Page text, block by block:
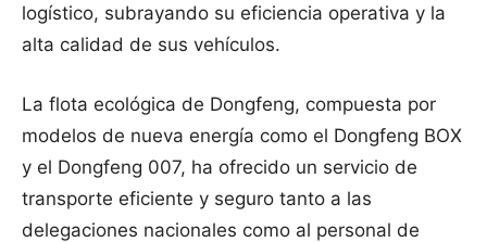
logístico, subrayando su eficiencia operativa y la
alta calidad de sus vehículos.
La flota ecológica de Dongfeng, compuesta por
modelos de nueva energía como el Dongfeng BOX
y el Dongfeng 007, ha ofrecido un servicio de
transporte eficiente y seguro tanto a las
delegaciones nacionales como al personal de